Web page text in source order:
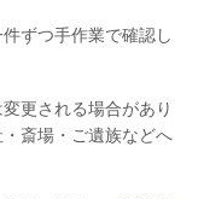
ずつ手作業で確認し
更される場合があり
斎場・ご遺族などへ